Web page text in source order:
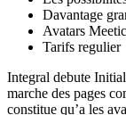
Davantage
Avatars
Tarifs regulier
Integral debute
marche des pages
constitue qu’a les